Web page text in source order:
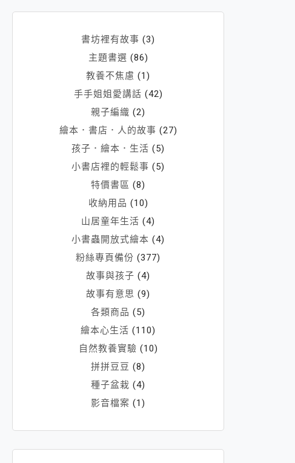
書坊裡有故事 (3)
主題書選 (86)
教養不焦慮 (1)
手手姐姐愛講話 (42)
親子編織 (2)
繪本．書店．人的故事 (27)
孩子．繪本．生活 (5)
小書店裡的輕鬆事 (5)
特價書區 (8)
收納用品 (10)
山居童年生活 (4)
小書蟲開放式繪本 (4)
粉絲專頁備份 (377)
故事與孩子 (4)
故事有意思 (9)
各類商品 (5)
繪本心生活 (110)
自然教養實驗 (10)
拼拼豆豆 (8)
種子盆栽 (4)
影音檔案 (1)